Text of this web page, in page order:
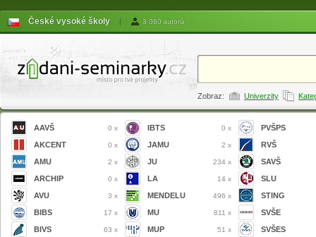
České vysoké školy | 3 060 autorů
Zobraz: Univerzity
AAVŠ 0 x
AKCENT 0 x
AMU 2 x
ARCHIP 0 x
AVU 3 x
BIBS 17 x
BIVS 63 x
IBTS 0 x
JAMU 2 x
JU 234 x
LA 14 x
MENDELU 496 x
MU 811 x
MUP 51 x
PVŠPS
RVŠ
SAVŠ
SLU
STING
SVŠE
SVŠES